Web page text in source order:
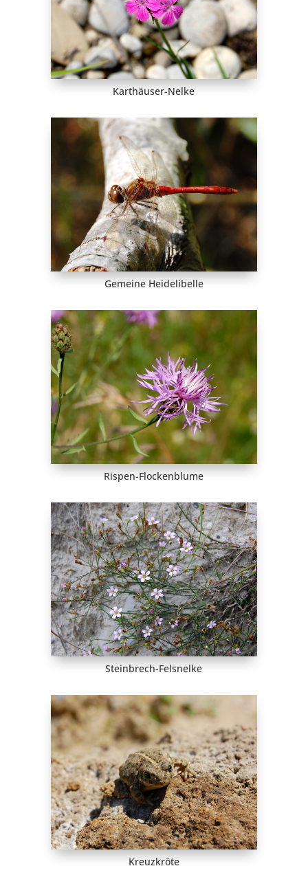
Karthäuser-Nelke
Gemeine Heidelibelle
Rispen-Flockenblume
Steinbrech-Felsnelke
Kreuzkröte